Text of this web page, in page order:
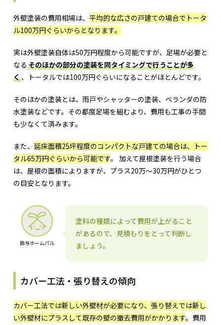
外壁塗装の費用相場は、 平均的な広さの戸建ての場合でトータ
ル100万円ぐらいからとなります。
実は外壁塗装自体は50万円程度から可能ですが、足場が必要と
なるそのほかの部分の塗装を同タイミングで行うことが多
く、トータルでは100万円ぐらいになることがほとんどです。
そのほかの塗装とは、雨戸やシャッターの塗装、ベランダの防
水塗装などです。その都度足場を組むより、費用も工事の手間
も少なくて済みます。
また、 延床面積25坪程度のコンパクトな戸建ての場合は、トー
タル65万円ぐらいから可能です。 加えて屋根塗装を行う場合
は、屋根の面積によりますが、プラス20万〜30万円がひとつ
の目安となります。
鈴与ホームパル
塗料の種類によって費用が上がること
があるので、見積もりをとって判断し
ましょう。
カバー工法・張り替えの傾向
カバー工法では新しい外壁材が必要になり、張り替えでは新し
い外壁材にプラスして既存の壁の撤去費用がかかります。費用